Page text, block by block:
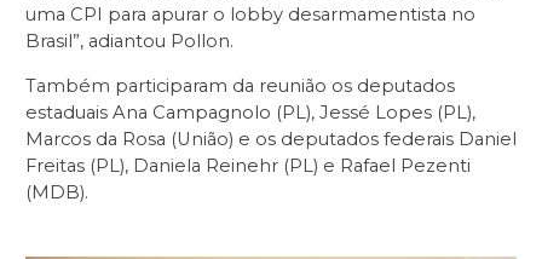
uma CPI para apurar o lobby desarmamentista no
Brasil”, adiantou Pollon.
Também participaram da reunião os deputados
estaduais Ana Campagnolo (PL), Jessé Lopes (PL),
Marcos da Rosa (União) e os deputados federais Daniel
Freitas (PL), Daniela Reinehr (PL) e Rafael Pezenti
(MDB).